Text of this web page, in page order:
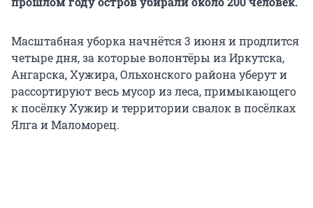
Масштабная уборка начнётся 3 июня и продлится
четыре дня, за которые волонтёры из Иркутска,
Ангарска, Хужира, Ольхонского района уберут и
рассортируют весь мусор из леса, примыкающего
к посёлку Хужир и территории свалок в посёлках
Ялга и Маломорец.